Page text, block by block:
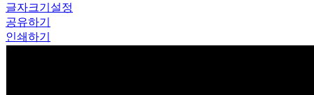
글자크기설정
공유하기
인쇄하기